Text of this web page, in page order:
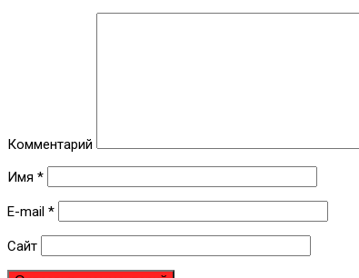
Комментарий
Имя *
E-mail *
Сайт